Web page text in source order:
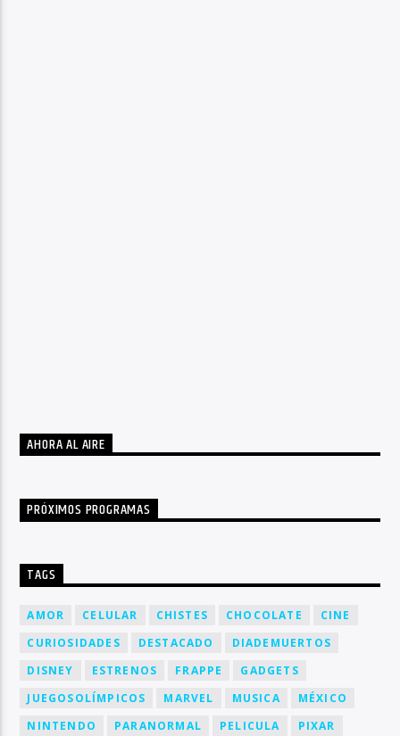
AHORA AL AIRE
PRÓXIMOS PROGRAMAS
TAGS
AMOR CELULAR CHISTES CHOCOLATE
CINE
CURIOSIDADES
DESTACADO
DIADEMUERTOS
DISNEY
ESTRENOS FRAPPE
GADGETS
JUEGOSOLÍMPICOS
MARVEL MUSICA
MÉXICO
NINTENDO
PARANORMAL PELICULA
PIXAR